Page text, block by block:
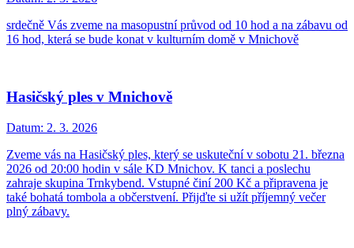
srdečně Vás zveme na masopustní průvod od 10 hod a na zábavu od
16 hod, která se bude konat v kulturním domě v Mnichově
Hasičský ples v Mnichově
Datum: 2. 3. 2026
Zveme vás na Hasičský ples, který se uskuteční v sobotu 21. března
2026 od 20:00 hodin v sále KD Mnichov. K tanci a poslechu
zahraje skupina Trnkybend. Vstupné činí 200 Kč a připravena je
také bohatá tombola a občerstvení. Přijďte si užít příjemný večer
plný zábavy.